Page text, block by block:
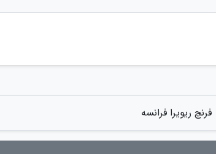
فرنچ ریویرا فرانسه